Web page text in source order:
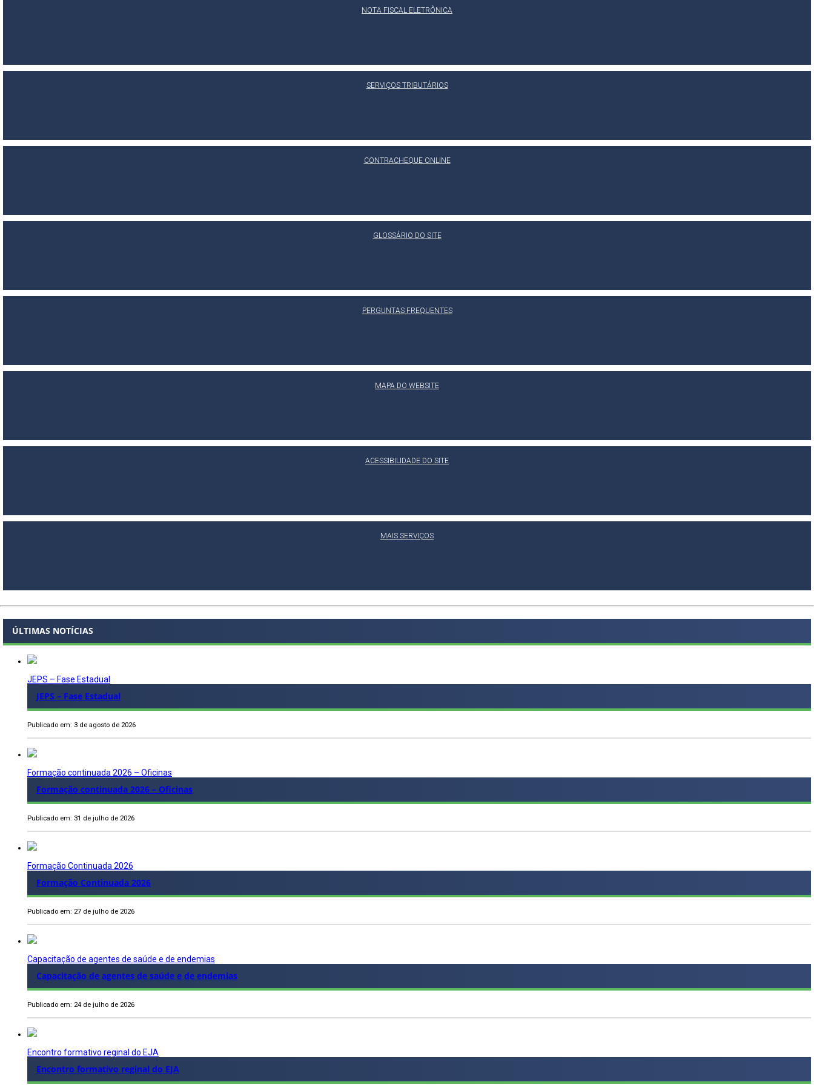
NOTA FISCAL ELETRÔNICA
SERVIÇOS TRIBUTÁRIOS
CONTRACHEQUE ONLINE
GLOSSÁRIO DO SITE
PERGUNTAS FREQUENTES
MAPA DO WEBSITE
ACESSIBILIDADE DO SITE
MAIS SERVIÇOS
ÚLTIMAS NOTÍCIAS
JEPS – Fase Estadual
JEPS – Fase Estadual
Publicado em: 3 de agosto de 2026
Formação continuada 2026 – Oficinas
Formação continuada 2026 – Oficinas
Publicado em: 31 de julho de 2026
Formação Continuada 2026
Formação Continuada 2026
Publicado em: 27 de julho de 2026
Capacitação de agentes de saúde e de endemias
Capacitação de agentes de saúde e de endemias
Publicado em: 24 de julho de 2026
Encontro formativo reginal do EJA
Encontro formativo reginal do EJA